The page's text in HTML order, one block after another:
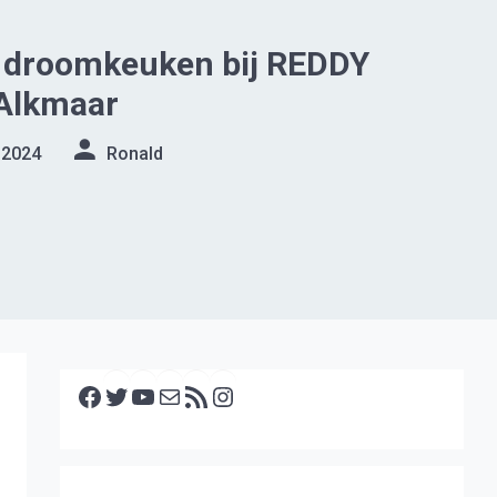
bij REDDY
Ronald
Facebook Twitter YouTube E-mail RSS feed